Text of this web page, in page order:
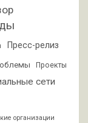
Пресс-релиз
Проекты
сети
организации